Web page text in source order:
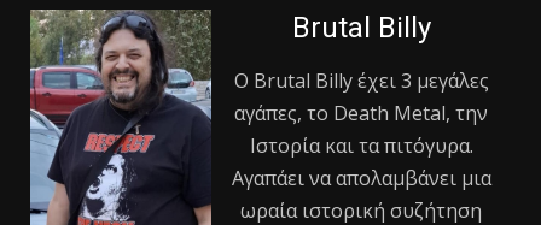
Brutal Billy
Ο Βrutal Βilly έχει 3 μεγάλες
αγάπες, το Death Metal, την
Ιστορία και τα πιτόγυρα.
Αγαπάει να απολαμβάνει μια
ωραία ιστορική συζήτηση